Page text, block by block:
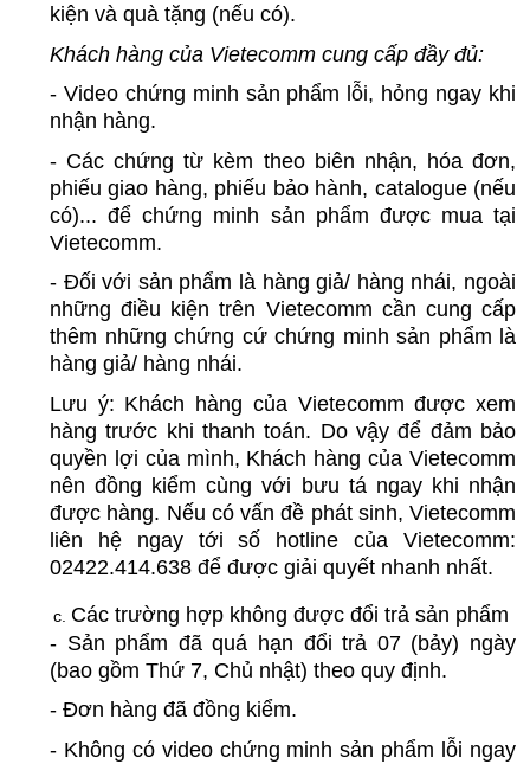
kiện và quà tặng (nếu có).
Khách hàng của Vietecomm cung cấp đầy đủ:
- Video chứng minh sản phẩm lỗi, hỏng ngay khi
nhận hàng.
- Các chứng từ kèm theo biên nhận, hóa đơn,
phiếu giao hàng, phiếu bảo hành, catalogue (nếu
có)... để chứng minh sản phẩm được mua tại
Vietecomm.
- Đối với sản phẩm là hàng giả/ hàng nhái, ngoài
những điều kiện trên Vietecomm cần cung cấp
thêm những chứng cứ chứng minh sản phẩm là
hàng giả/ hàng nhái.
Lưu ý: Khách hàng của Vietecomm được xem
hàng trước khi thanh toán. Do vậy để đảm bảo
quyền lợi của mình, Khách hàng của Vietecomm
nên đồng kiểm cùng với bưu tá ngay khi nhận
được hàng. Nếu có vấn đề phát sinh, Vietecomm
liên hệ ngay tới số hotline của Vietecomm:
02422.414.638 để được giải quyết nhanh nhất.
Các trường hợp không được đổi trả sản phẩm
- Sản phẩm đã quá hạn đổi trả 07 (bảy) ngày
(bao gồm Thứ 7, Chủ nhật) theo quy định.
- Đơn hàng đã đồng kiểm.
- Không có video chứng minh sản phẩm lỗi ngay